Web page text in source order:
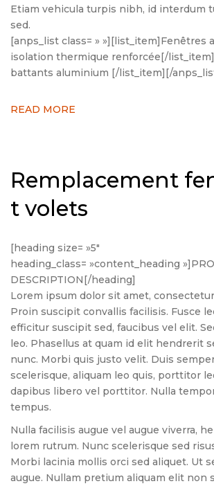
Etiam vehicula turpis nibh, id interdum
sed.
[anps_list class= » »][list_item]Fenêtres
isolation thermique renforcée[/
battants aluminium [/list_item][/
READ MORE
Remplacement
t volets
[heading size= »5″
heading_class= »content_heading
DESCRIPTION[/heading]
Lorem ipsum dolor sit amet,
Proin suscipit convallis facilisis. Fusce
efficitur suscipit sed, faucibus vel elit.
leo. Phasellus at quam id elit hendrerit
nunc. Morbi quis justo velit. Duis
scelerisque, aliquam leo quis, porttitor
dapibus libero vel porttitor. Nulla
tempus.
Nulla facilisis augue vel augue viverra,
lorem rutrum. Nunc scelerisque sed
Morbi lacinia mollis orci sed aliquet. Ut
augue. Nullam pretium aliquam elit non